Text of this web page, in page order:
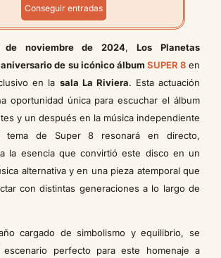
Conseguir entradas
de noviembre de 2024,Los Planetas
de su icónico álbum SUPER 8en
en la sala La Riviera. Esta actuación
oportunidad única para escuchar el álbum
y un después en la música independiente
tema de Super 8 resonará en directo,
la esencia que convirtió este disco en un
alternativa y en una pieza atemporal que
con distintas generaciones a lo largo de
cargado de simbolismo y equilibrio, se
perfecto para este homenaje a